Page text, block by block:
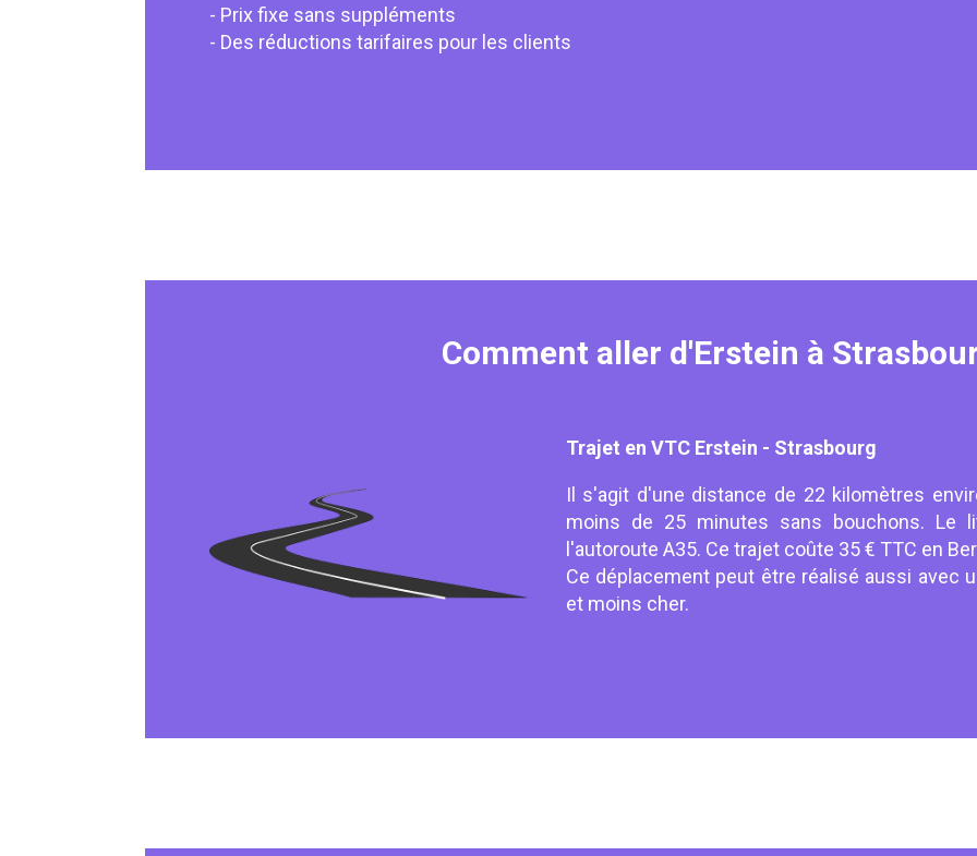
- Prix fixe sans suppléments
- Des réductions tarifaires pour les clients
Comment aller d'Erstein à
Trajet en VTC Erstein - Strasbourg
Il s'agit d'une distance de 22 kilomètres
moins de 25 minutes sans bouchons. Le
l'autoroute A35. Ce trajet coûte 35 € TTC en
Ce déplacement peut être réalisé aussi avec
et moins cher.